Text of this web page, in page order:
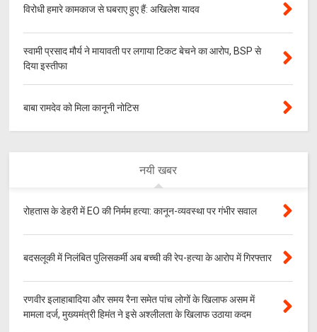
विरोधी हमारे कामकाज से घबराए हुए हैं: अखिलेश यादव
स्वामी प्रसाद मौर्य ने मायावती पर लगाया टिकट बेचने का आरोप, BSP से
दिया इस्तीफा
बाबा रामदेव को मिला कानूनी नोटिस
नयी खबर
रोहतास के डेहरी में EO की निर्मम हत्या: कानून-व्यवस्था पर गंभीर सवाल
बदसलूकी में निलंबित पुलिसकर्मी अब बच्ची की रेप-हत्या के आरोप में गिरफ्तार
रणवीर इलाहाबादिया और समय रैना समेत पांच लोगों के खिलाफ असम में
मामला दर्ज, मुख्यमंत्री हिमंत ने इसे अश्लीलता के खिलाफ उठाया कदम